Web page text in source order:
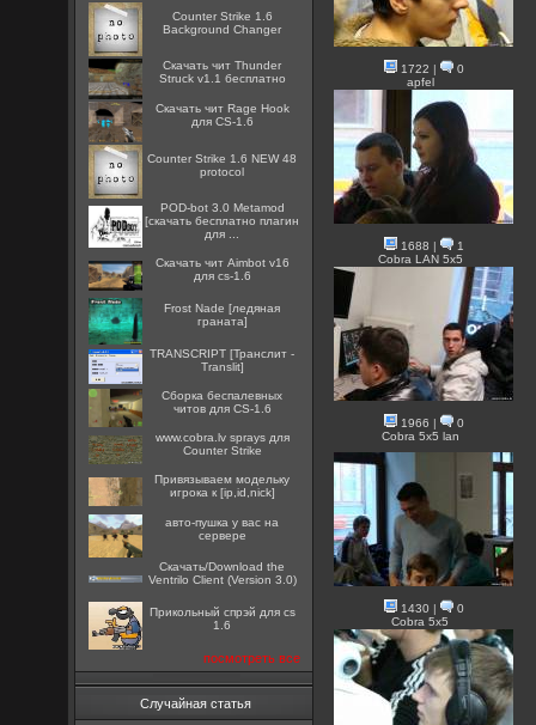
Counter Strike 1.6
Background Changer
Скачать чит Thunder
Struck v1.1 бесплатно
Скачать чит Rage Hook
для CS-1.6
Counter Strike 1.6 NEW 48
protocol
POD-bot 3.0 Metamod
[скачать бесплатно плагин
для ...
Скачать чит Aimbot v16
для cs-1.6
Frost Nade [ледяная
граната]
TRANSCRIPT [Транслит -
Translit]
Сборка беспалевных
читов для CS-1.6
www.cobra.lv sprays для
Counter Strike
Привязываем модельку
игрока к [ip,id,nick]
авто-пушка у вас на
сервере
Скачать/Download the
Ventrilo Client (Version 3.0)
Прикольный спрэй для cs
1.6
посмотреть все
Случайная статья
1722 |
0
apfel
1688 |
1
Cobra LAN 5x5
1966 |
0
Cobra 5x5 lan
1430 |
0
Cobra 5x5